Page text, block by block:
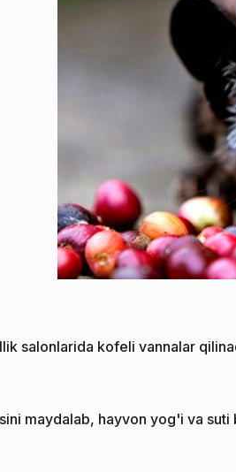
salonlarida kofeli vannalar
maydalab, hayvon yog'i va